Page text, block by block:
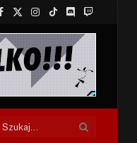
Facebook
X
(Twitter)
Instagram
TikTokDiscordTwitch